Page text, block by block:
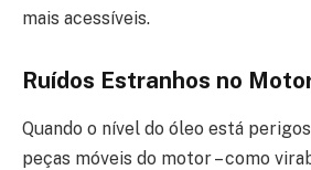
mais acessíveis.
Ruídos Estranhos no
Quando o nível do óleo está
peças móveis do motor – como